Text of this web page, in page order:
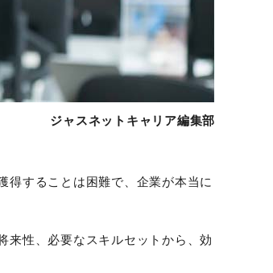
ジャスネットキャリア編集部
得することは困難で、企業が本当に
来性、必要なスキルセットから、効